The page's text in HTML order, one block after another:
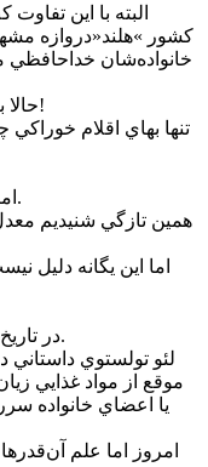
البته با اين
کشور »هلند«دروازه
خانواده‌شان خداحافظي
حالا براي ما اما دروازه فريادها نه يک جاي خاص و مشخص که انگار همه سوپرمارکت‌ها و به تعبير مدرن‌تر امروزي هايپرمارکت‌ها يا همان فروشگاه‌هاي زنجيره‌اي و خوار‌وبار فروشي‌هاست!
تنها بهاي اقلام
امنيت غذايي امري بسيار دامن‌گستر است. فقدان يا کافي نبودن آن از آن دست مشکلات است که مي‌تواند نه تنها بر جسم که بر روان عمومي يک جامعه اثراتي بسيار منفي برجاي بگذارد.
همين تازگي شنيديم
اما اين يگانه دليل
در تاريخ ما و به خصوص در ادبيات ما شکم را به »‌بي‌هنرِ پيچ‌پيچ« تشبيه کرده‌اند اما واقعيت جاري امر ديگري است. زيرا براي کار فکري و بازدهي بالا بايد دستي بر سر و رويِ سفره مردم کشيد.
لئو تولستوي
موقع از مواد غذايي
يا اعضاي خانواده
امروز اما علم